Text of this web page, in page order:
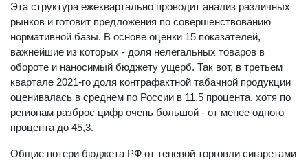
Эта структура ежеквартально проводит анализ различных
рынков и готовит предложения по совершенствованию
нормативной базы. В основе оценки 15 показателей,
важнейшие из которых - доля нелегальных товаров в
обороте и наносимый бюджету ущерб. Так вот, в третьем
квартале 2021-го доля контрафактной табачной продукции
оценивалась в среднем по России в 11,5 процента, хотя по
регионам разброс цифр очень большой - от менее одного
процента до 45,3.
Общие потери бюджета РФ от теневой торговли сигаретами